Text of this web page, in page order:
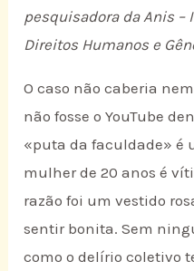
pesquisadora da Anis
Direitos Humanos e
O caso não caberia
não fosse o YouTube
«puta da faculdade» é
mulher de 20 anos é
razão foi um vestido
sentir bonita. Sem
como o delírio coletivo